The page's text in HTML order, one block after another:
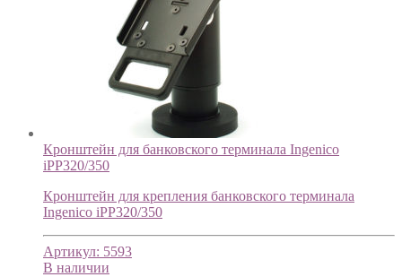
Кронштейн для банковского терминала Ingenico
iPP320/350
Кронштейн для крепления банковского терминала
Ingenico iPP320/350
Артикул: 5593
В наличии